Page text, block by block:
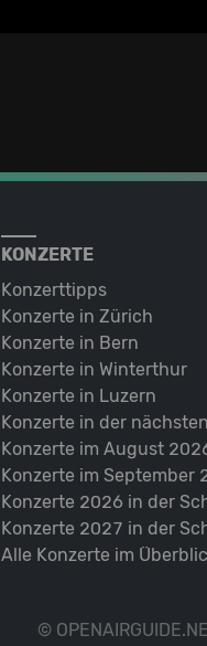
KONZERTE
Konzerttipps
Konzerte in Zürich
Konzerte in Bern
Konzerte in Winterthur
Konzerte in Luzern
Konzerte in der
Konzerte im August
Konzerte im September
Konzerte 2026 in der
Konzerte 2027 in der
Alle Konzerte im
©